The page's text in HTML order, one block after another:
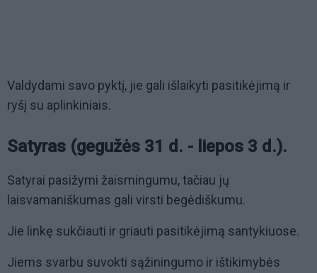
Valdydami savo pyktį, jie gali išlaikyti pasitikėjimą ir
ryšį su aplinkiniais.
Satyras (gegužės 31 d. - liepos 3 d.).
Satyrai pasižymi žaismingumu, tačiau jų
laisvamaniškumas gali virsti begėdiškumu.
Jie linkę sukčiauti ir griauti pasitikėjimą santykiuose.
Jiems svarbu suvokti sąžiningumo ir ištikimybės